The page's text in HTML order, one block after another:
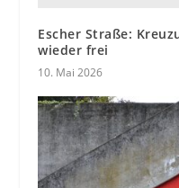
Escher Straße:
wieder frei
10. Mai 2026